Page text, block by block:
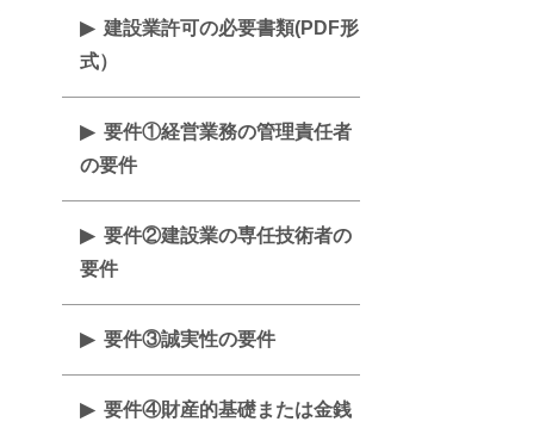
建設業許可の必要書類(PDF形
式）
要件①経営業務の管理責任者
の要件
要件②建設業の専任技術者の
要件
要件③誠実性の要件
要件④財産的基礎または金銭